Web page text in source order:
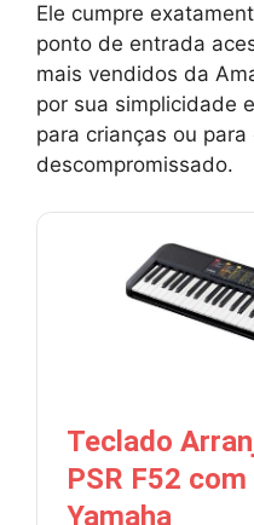
Ele cumpre
ponto de entrada
mais vendidos da
por sua simplicidade
para crianças ou
descompromissado.
Teclado
PSR F52
Yamaha